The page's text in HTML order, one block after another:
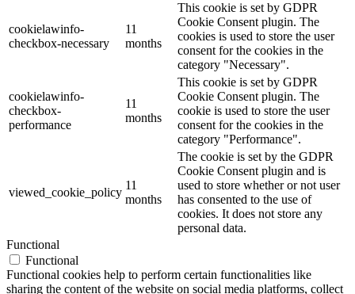
cookielawinfo-
checkbox-necessary
11
months
This cookie is set by GDPR
Cookie Consent plugin. The
cookies is used to store the user
consent for the cookies in the
category "Necessary".
cookielawinfo-
checkbox-
performance
11
months
This cookie is set by GDPR
Cookie Consent plugin. The
cookie is used to store the user
consent for the cookies in the
category "Performance".
viewed_cookie_policy
11
months
The cookie is set by the GDPR
Cookie Consent plugin and is
used to store whether or not user
has consented to the use of
cookies. It does not store any
personal data.
Functional
Functional
Functional cookies help to perform certain functionalities like
sharing the content of the website on social media platforms, collect